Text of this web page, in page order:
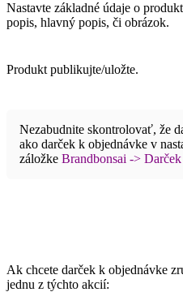
Nastavte základné údaje o
popis, hlavný popis, či obrázok.
Produkt publikujte/uložte.
Nezabudnite skontrolovať, že
ako darček k objednávke v
záložke Brandbonsai ->
Ak chcete darček k objednávke
jednu z týchto akcií: